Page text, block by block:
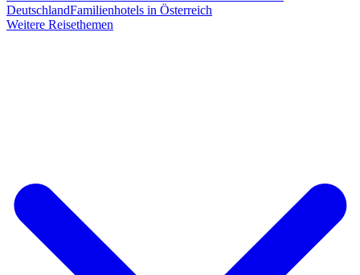
DeutschlandFamilienhotels in Österreich
Weitere Reisethemen